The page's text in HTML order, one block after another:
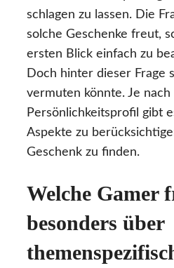
schlagen zu lassen. Die
solche Geschenke freut,
ersten Blick einfach zu
Doch hinter dieser Frage
vermuten könnte. Je nach
Persönlichkeitsprofil gibt
Aspekte zu
Geschenk zu finden.
Welche Gamer
besonders über